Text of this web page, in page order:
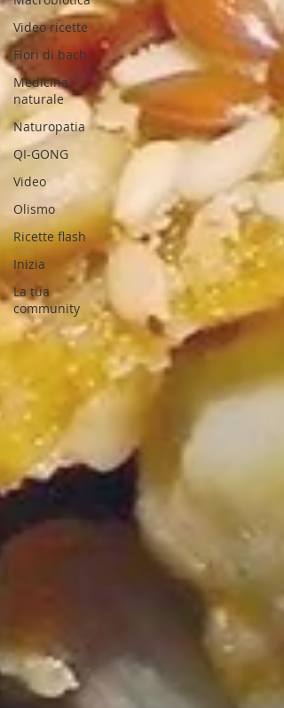
Video ricette
Fiori di bach
Medicina
naturale
Naturopatia
QI-GONG
Video
Olismo
Ricette flash
Inizia
La tua
community